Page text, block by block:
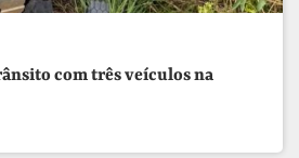
com três veículos na